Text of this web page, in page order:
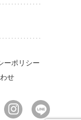
ーポリシー
せ